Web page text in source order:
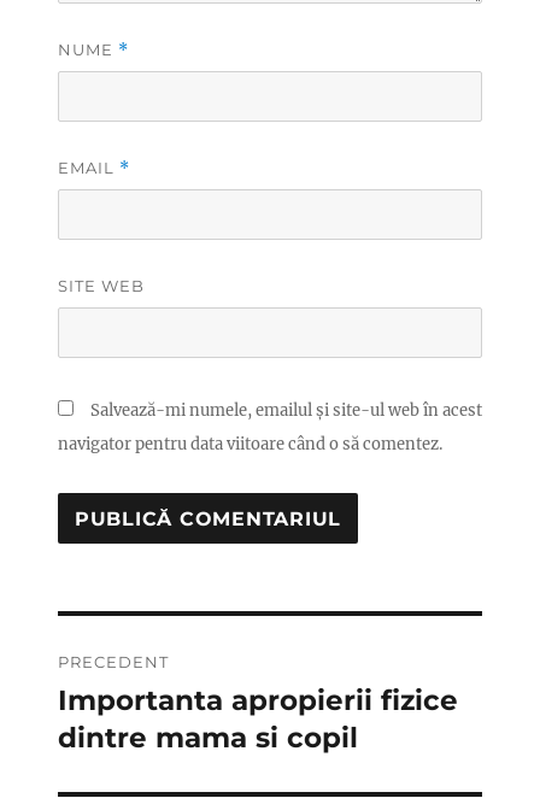
NUME *
EMAIL *
SITE WEB
Salvează-mi numele, emailul și site-ul web în acest
navigator pentru data viitoare când o să comentez.
în
articole
PRECEDENT
Articolul
anterior:
Importanta apropierii fizice
dintre mama si copil